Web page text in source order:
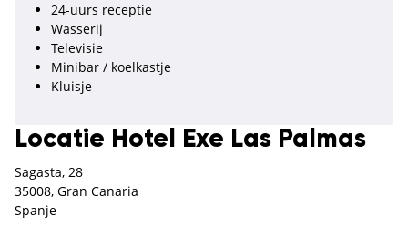
24-uurs receptie
Wasserij
Televisie
Minibar / koelkastje
Kluisje
Locatie Hotel Exe Las Palmas
Sagasta, 28
35008, Gran Canaria
Spanje